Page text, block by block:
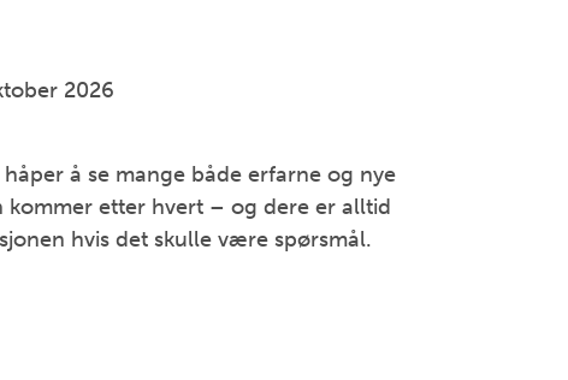
2026
å se mange både erfarne og nye
kommer etter hvert – og dere er alltid
hvis det skulle være spørsmål.